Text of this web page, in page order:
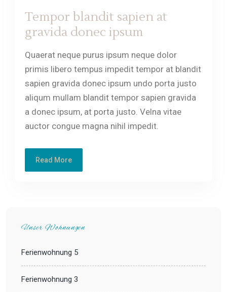
Tempor blandit sapien at
gravida donec ipsum
Quaerat neque purus ipsum neque dolor
primis libero tempus impedit tempor at blandit
sapien gravida donec ipsum undo porta justo
aliqum mullam blandit tempor sapien gravida
a donec ipsum, at porta justo. Velna vitae
auctor congue magna nihil impedit.
Read More
Unser Wohnungen
Ferienwohnung 5
Ferienwohnung 3